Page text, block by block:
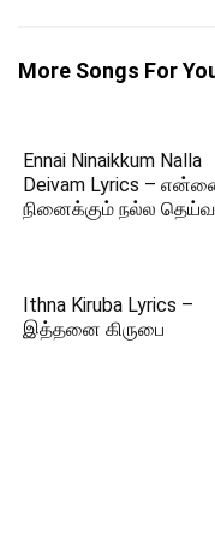
More Songs For
Ennai Ninaikkum Nalla
Deivam Lyrics –
நினைக்கும் நல்ல
Ithna Kiruba Lyrics –
இத்தனை கிருபை